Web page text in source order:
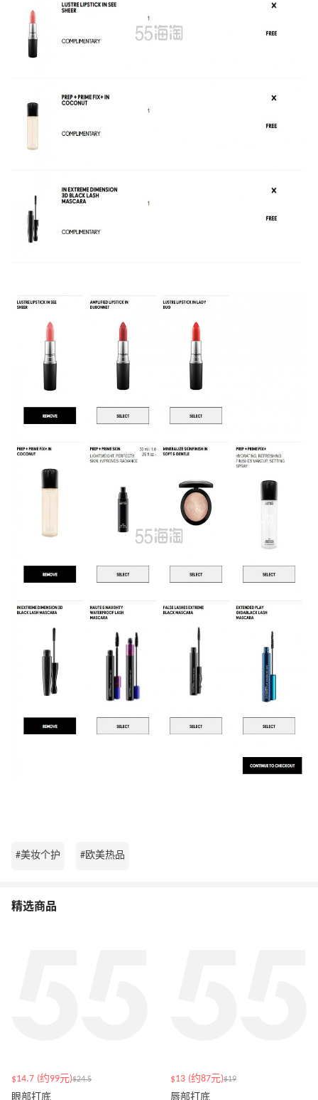
#美妆个护 #欧美热品
精选商品
$14.7 (约99元)$24.5
眼部打底
$13 (约87元)$19
唇部打底